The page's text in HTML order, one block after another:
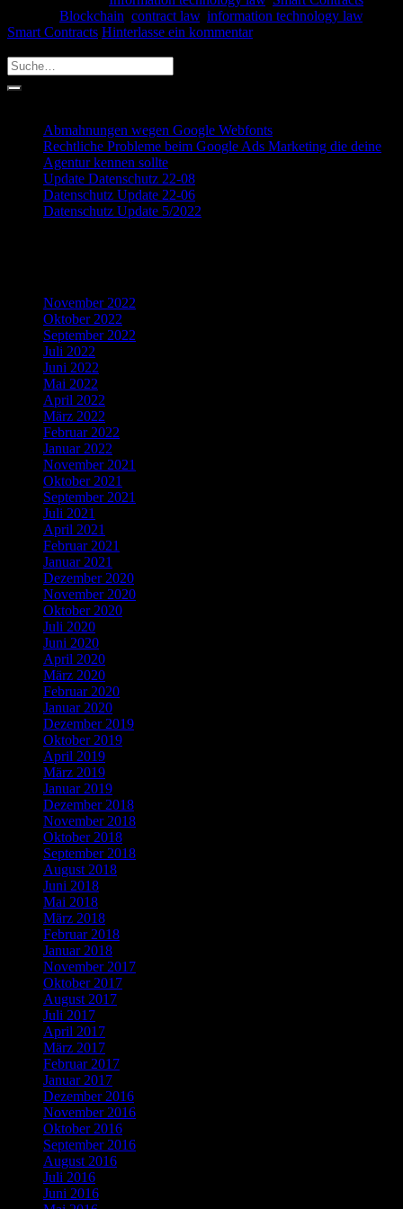
Blockchain contract law, information technology law,
Smart Contracts Hinterlasse ein kommentar
Abmahnungen wegen Google Webfonts
Rechtliche Probleme beim Google Ads Marketing die deine
Agentur kennen sollte
Update Datenschutz 22-08
Datenschutz Update 22-06
Datenschutz Update 5/2022
November 2022
Oktober 2022
September 2022
Juli 2022
Juni 2022
Mai 2022
April 2022
März 2022
Februar 2022
Januar 2022
November 2021
Oktober 2021
September 2021
Juli 2021
April 2021
Februar 2021
Januar 2021
Dezember 2020
November 2020
Oktober 2020
Juli 2020
Juni 2020
April 2020
März 2020
Februar 2020
Januar 2020
Dezember 2019
Oktober 2019
April 2019
März 2019
Januar 2019
Dezember 2018
November 2018
Oktober 2018
September 2018
August 2018
Juni 2018
Mai 2018
März 2018
Februar 2018
Januar 2018
November 2017
Oktober 2017
August 2017
Juli 2017
April 2017
März 2017
Februar 2017
Januar 2017
Dezember 2016
November 2016
Oktober 2016
September 2016
August 2016
Juli 2016
Juni 2016